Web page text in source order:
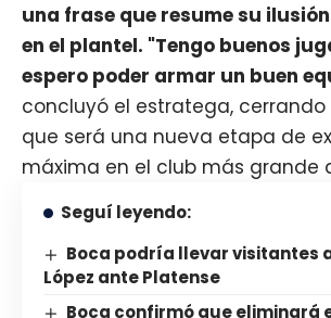
una frase que resume su
en el plantel. "Tengo buenos
espero poder armar un buen
concluyó el estratega,
que será una nueva etapa de
máxima en el club más grande
Seguí leyendo:
Boca podría llevar visitantes
López ante Platense
Boca confirmó que eliminará